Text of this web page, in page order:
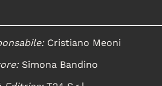
Cristiano Meoni
Simona Bandino